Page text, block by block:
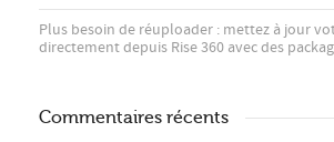
Plus besoin de réuploader : mettez à jour
directement depuis Rise 360 ​​avec des
Commentaires récents